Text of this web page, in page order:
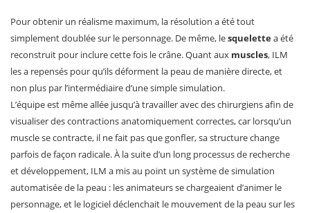
Pour obtenir un réalisme maximum, la résolution a été tout
simplement doublée sur le personnage. De même, lesquelettea été
reconstruit pour inclure cette fois le crâne. Quant aux muscles, ILM
les a repensés pour qu’ils déforment la peau de manière directe, et
non plus par l’intermédiaire d’une simple simulation.
L’équipe est même allée jusqu’à travailler avec des chirurgiens afin de
visualiser des contractions anatomiquement correctes, car lorsqu’un
muscle se contracte, il ne fait pas que gonfler, sa structure change
parfois de façon radicale. À la suite d’un long processus de recherche
et développement, ILM a mis au point un système de simulation
automatisée de la peau : les animateurs se chargeaient d’animer le
personnage, et le logiciel déclenchait le mouvement de la peau sur les